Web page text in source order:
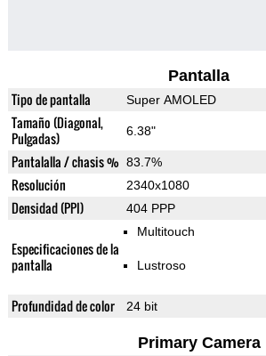
Pantalla
Tipo de pantalla Super AMOLED
Tamaño (Diagonal,
Pulgadas)
6.38"
Pantalalla / chasis % 83.7%
Resolución 2340x1080
Densidad (PPI) 404 PPP
Especificaciones de la
pantalla
Multitouch
Lustroso
Profundidad de color 24 bit
Primary Camera